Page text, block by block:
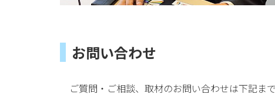
お問い合わせ
ご質問・ご相談、取材のお問い合わせは下記ま